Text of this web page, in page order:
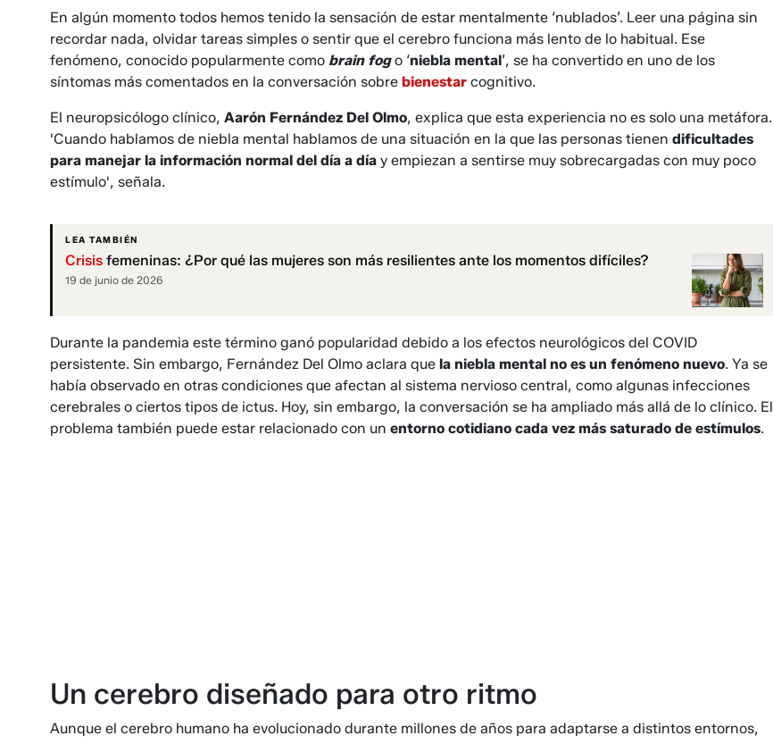
En algún momento todos hemos tenido la sensación de estar mentalmente ‘nublados’. Leer una página sin
recordar nada, olvidar tareas simples o sentir que el cerebro funciona más lento de lo habitual. Ese
fenómeno, conocido popularmente como brain fogo ‘niebla mental’, se ha convertido en uno de los
síntomas más comentados en la conversación sobre bienestar cognitivo.
El neuropsicólogo clínico, Aarón Fernández Del Olmo, explica que esta experiencia no es solo una metáfora.
'Cuando hablamos de niebla mental hablamos de una situación en la que las personas tienen dificultades
para manejar la información normal del día a día y empiezan a sentirse muy sobrecargadas con muy poco
estímulo', señala.
LEA TAMBIÉN
Crisis femeninas: ¿Por qué las mujeres son más resilientes ante los momentos difíciles?
19 de junio de 2026
Durante la pandemia este término ganó popularidad debido a los efectos neurológicos del COVID
persistente. Sin embargo, Fernández Del Olmo aclara que la niebla mental no es un fenómeno nuevo. Ya se
había observado en otras condiciones que afectan al sistema nervioso central, como algunas infecciones
cerebrales o ciertos tipos de ictus. Hoy, sin embargo, la conversación se ha ampliado más allá de lo clínico. El
problema también puede estar relacionado con un entorno cotidiano cada vez más saturado de estímulos.
Un cerebro diseñado para otro ritmo
Aunque el cerebro humano ha evolucionado durante millones de años para adaptarse a distintos entornos,